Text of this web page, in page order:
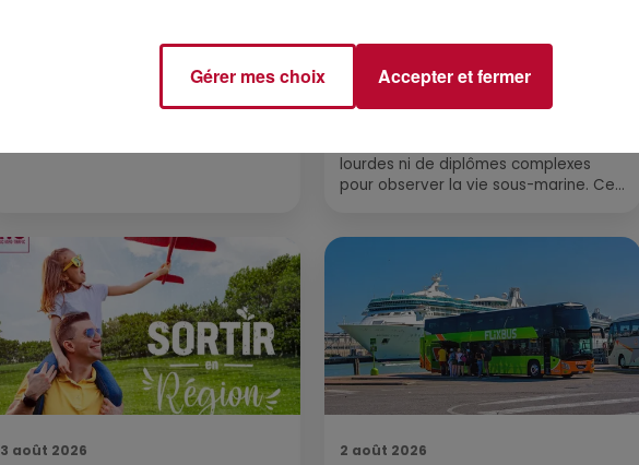
FÊTE DE LA POLYNÉSIE À
4 août 2026
HÉRAULT, PYRÉNÉES-
ORIENTALES : TROIS SPOTS
DE SNORKELING À
lourdes ni de diplômes complexes
pour observer la vie sous-marine. Cet
3 août 2026 2 août 2026
Gérer mes choix Accepter et fermer